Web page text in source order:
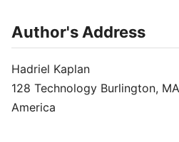
Author's Address
Hadriel Kaplan
128 Technology Burlington,
America